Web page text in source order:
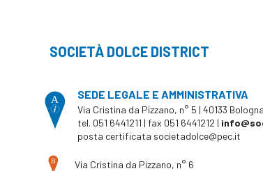
SOCIETÀ DOLCE DISTRICT
SEDE LEGALE E AMMINISTRATIVA
Via Cristina da Pizzano, n° 5 | 40133 Bologna
tel. 051 6441211 | fax 051 6441212 |
posta certificata societadolce@pec.it
Via Cristina da Pizzano, n° 6